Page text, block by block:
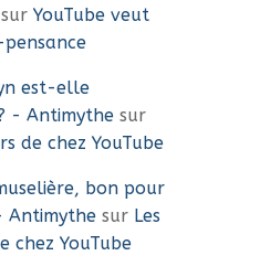
sur YouTube veut
est-elle
- Antimythe sur
de chez YouTube
bon pour
Antimythe sur Les
chez YouTube